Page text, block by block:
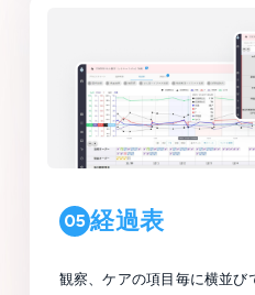
05 経過表
観察、ケアの項目毎に横並び